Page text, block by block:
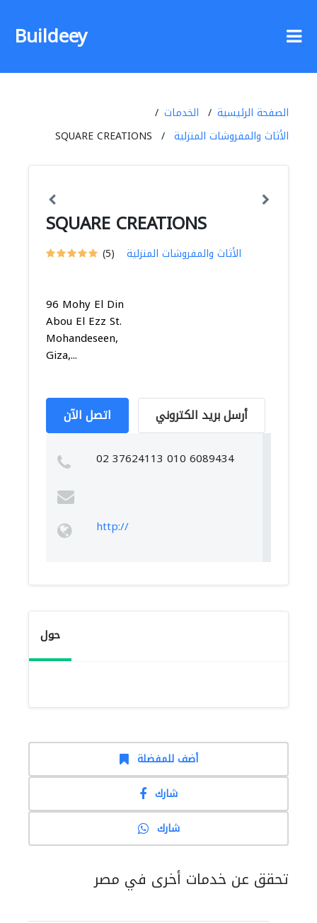
Buildeey
الصفحة الرئيسية
الخدمات
الأثاث والمفروشات المنزلية
SQUARE CREATIONS
SQUARE CREATIONS
(5) الأثاث والمفروشات المنزلية
96 Mohy El Din
Abou El Ezz St.
Mohandeseen,
Giza,...
اتصل الآن أرسل بريد الكتروني
02 37624113 010 6089434
http://
حول
أضف للمفضلة
شارك
شارك
تحقق عن خدمات أخرى في مصر